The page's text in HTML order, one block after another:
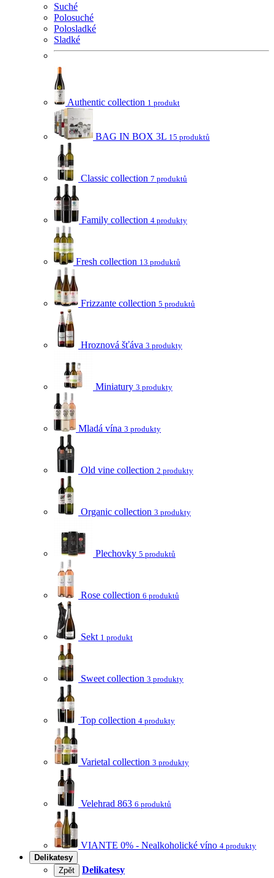
Suché
Polosuché
Polosladké
Sladké
Authentic collection 1 produkt
BAG IN BOX 3L 15 produktů
Classic collection 7 produktů
Family collection 4 produkty
Fresh collection 13 produktů
Frizzante collection 5 produktů
Hroznová šťáva 3 produkty
Miniatury 3 produkty
Mladá vína 3 produkty
Old vine collection 2 produkty
Organic collection 3 produkty
Plechovky 5 produktů
Rose collection 6 produktů
Sekt 1 produkt
Sweet collection 3 produkty
Top collection 4 produkty
Varietal collection 3 produkty
Velehrad 863 6 produktů
VIANTE 0% - Nealkoholické víno 4 produkty
Delikatesy
Zpět
Delikatesy